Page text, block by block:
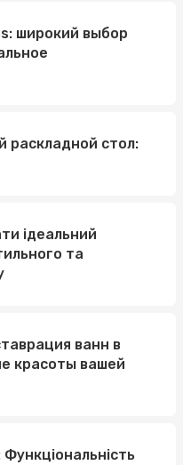
широкий выбор
раскладной стол:
ідеальний
та
ванн в
красоты вашей